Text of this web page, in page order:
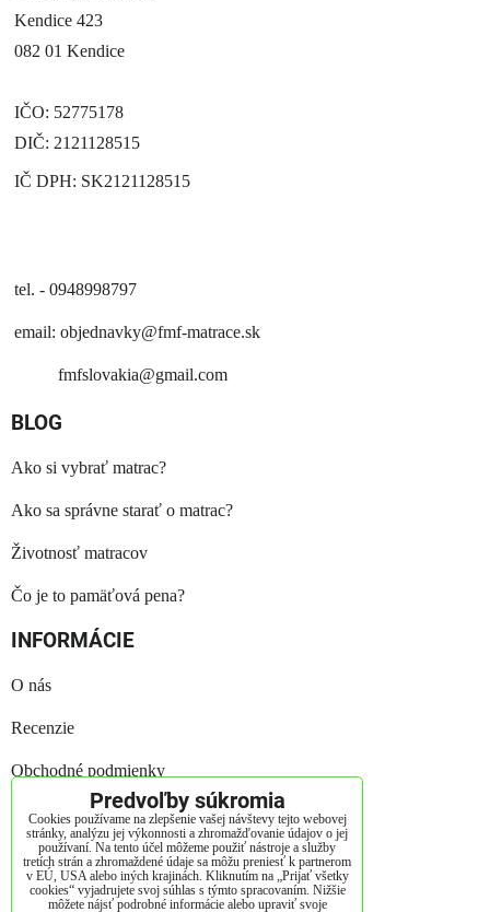
Kendice 423
082 01 Kendice
IČO: 52775178
DIČ: 2121128515
IČ DPH: SK2121128515
tel. - 0948998797
email: objednavky@fmf-matrace.sk
fmfslovakia@gmail.com
BLOG
Ako si vybrať matrac?
Ako sa správne starať o matrac?
Životnosť matracov
Čo je to pamäťová pena?
INFORMÁCIE
O nás
Recenzie
Obchodné podmienky
Reklamačný poriadok
GDPR
Kontakt
Predvoľby súkromia
Cookies používame na zlepšenie vašej návštevy tejto webovej
stránky, analýzu jej výkonnosti a zhromažďovanie údajov o jej
používaní. Na tento účel môžeme použiť nástroje a služby
tretích strán a zhromaždené údaje sa môžu preniesť k partnerom
v EÚ, USA alebo iných krajinách. Kliknutím na „Prijať všetky
cookies“ vyjadrujete svoj súhlas s týmto spracovaním. Nižšie
môžete nájsť podrobné informácie alebo upraviť svoje